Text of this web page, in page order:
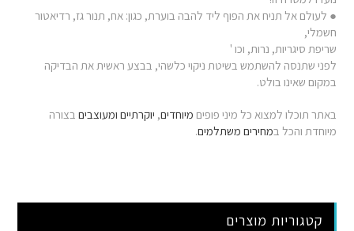
● לעולם אל תניח את הפוף ליד להבה בוערת, כגון: אח, תנור גז, רדיאטור
חשמלי,
שריפת סיגריות, נרות, וכו '
לפני שתנסה להשתמש בשיטת ניקוי כלשהי, בבצע ראשית את הבדיקה
במקום שאינו בולט.
באתר תוכלו למצוא כל מיני פופים מיוחדים, יוקרתיים ומעוצבים בצורה
מיוחדת והכל במחירים משתלמים.
קטגוריות מוצרים